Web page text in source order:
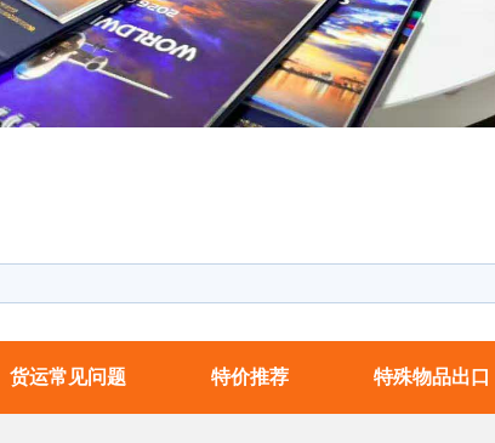
货运常见问题 特价推荐 特殊物品出口